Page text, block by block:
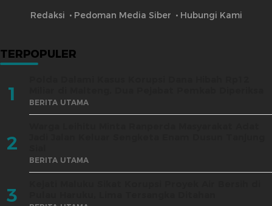
Redaksi Pedoman Media Siber Hubungi Kami
TERPOPULER
1 BERITA UTAMA
2
BERITA UTAMA
3